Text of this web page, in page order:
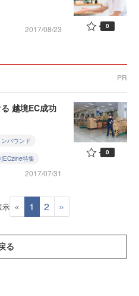
2017/08/23 0
PR
越境EC成功
バウンド
ECzine特集
2017/07/31
0
示 « 1 2 »
る